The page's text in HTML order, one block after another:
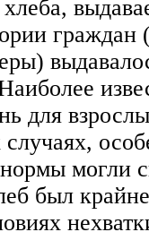
граждан
для
могли
был